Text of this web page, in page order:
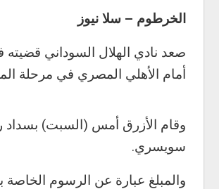
الخرطوم – سلا نيوز
صعد نادي الهلال السوداني قضيته
أمام الأهلي المصري في مرحلة
سويسري.
والمبلغ عبارة عن الرسوم